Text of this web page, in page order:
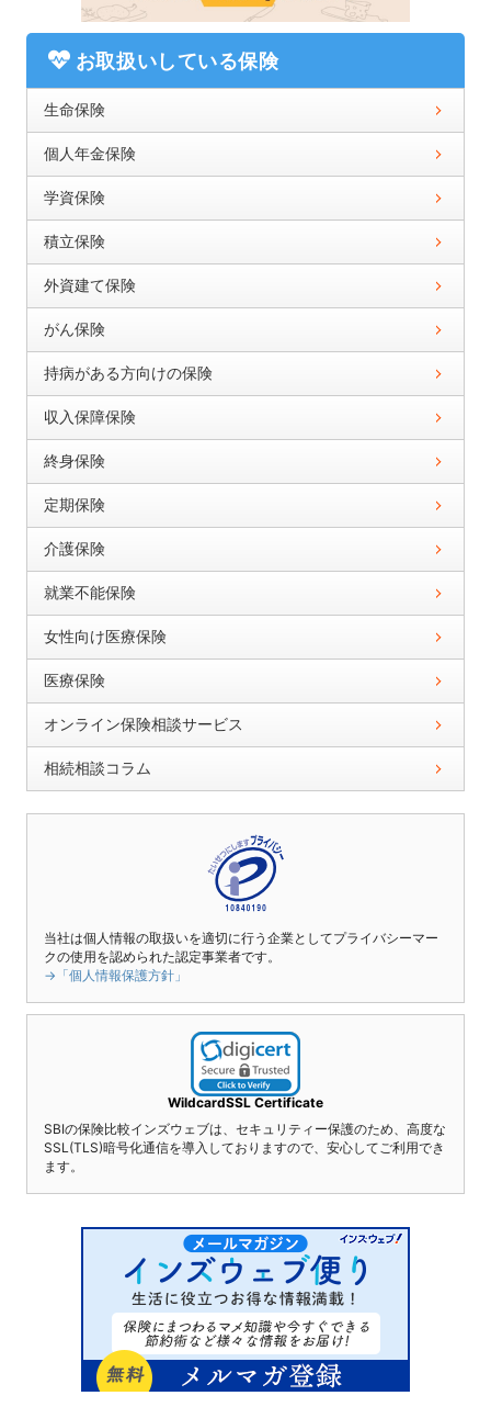
お取扱いしている保険
生命保険
個人年金保険
学資保険
積立保険
外資建て保険
がん保険
持病がある方向けの保険
収入保障保険
終身保険
定期保険
介護保険
就業不能保険
女性向け医療保険
医療保険
オンライン保険相談サービス
相続相談コラム
当社は個人情報の取扱いを適切に行う企業としてプライバシーマー
クの使用を認められた認定事業者です。
→「個人情報保護方針」
WildcardSSL Certificate
SBIの保険比較インズウェブは、セキュリティー保護のため、高度な
SSL(TLS)暗号化通信を導入しておりますので、安心してご利用でき
ます。